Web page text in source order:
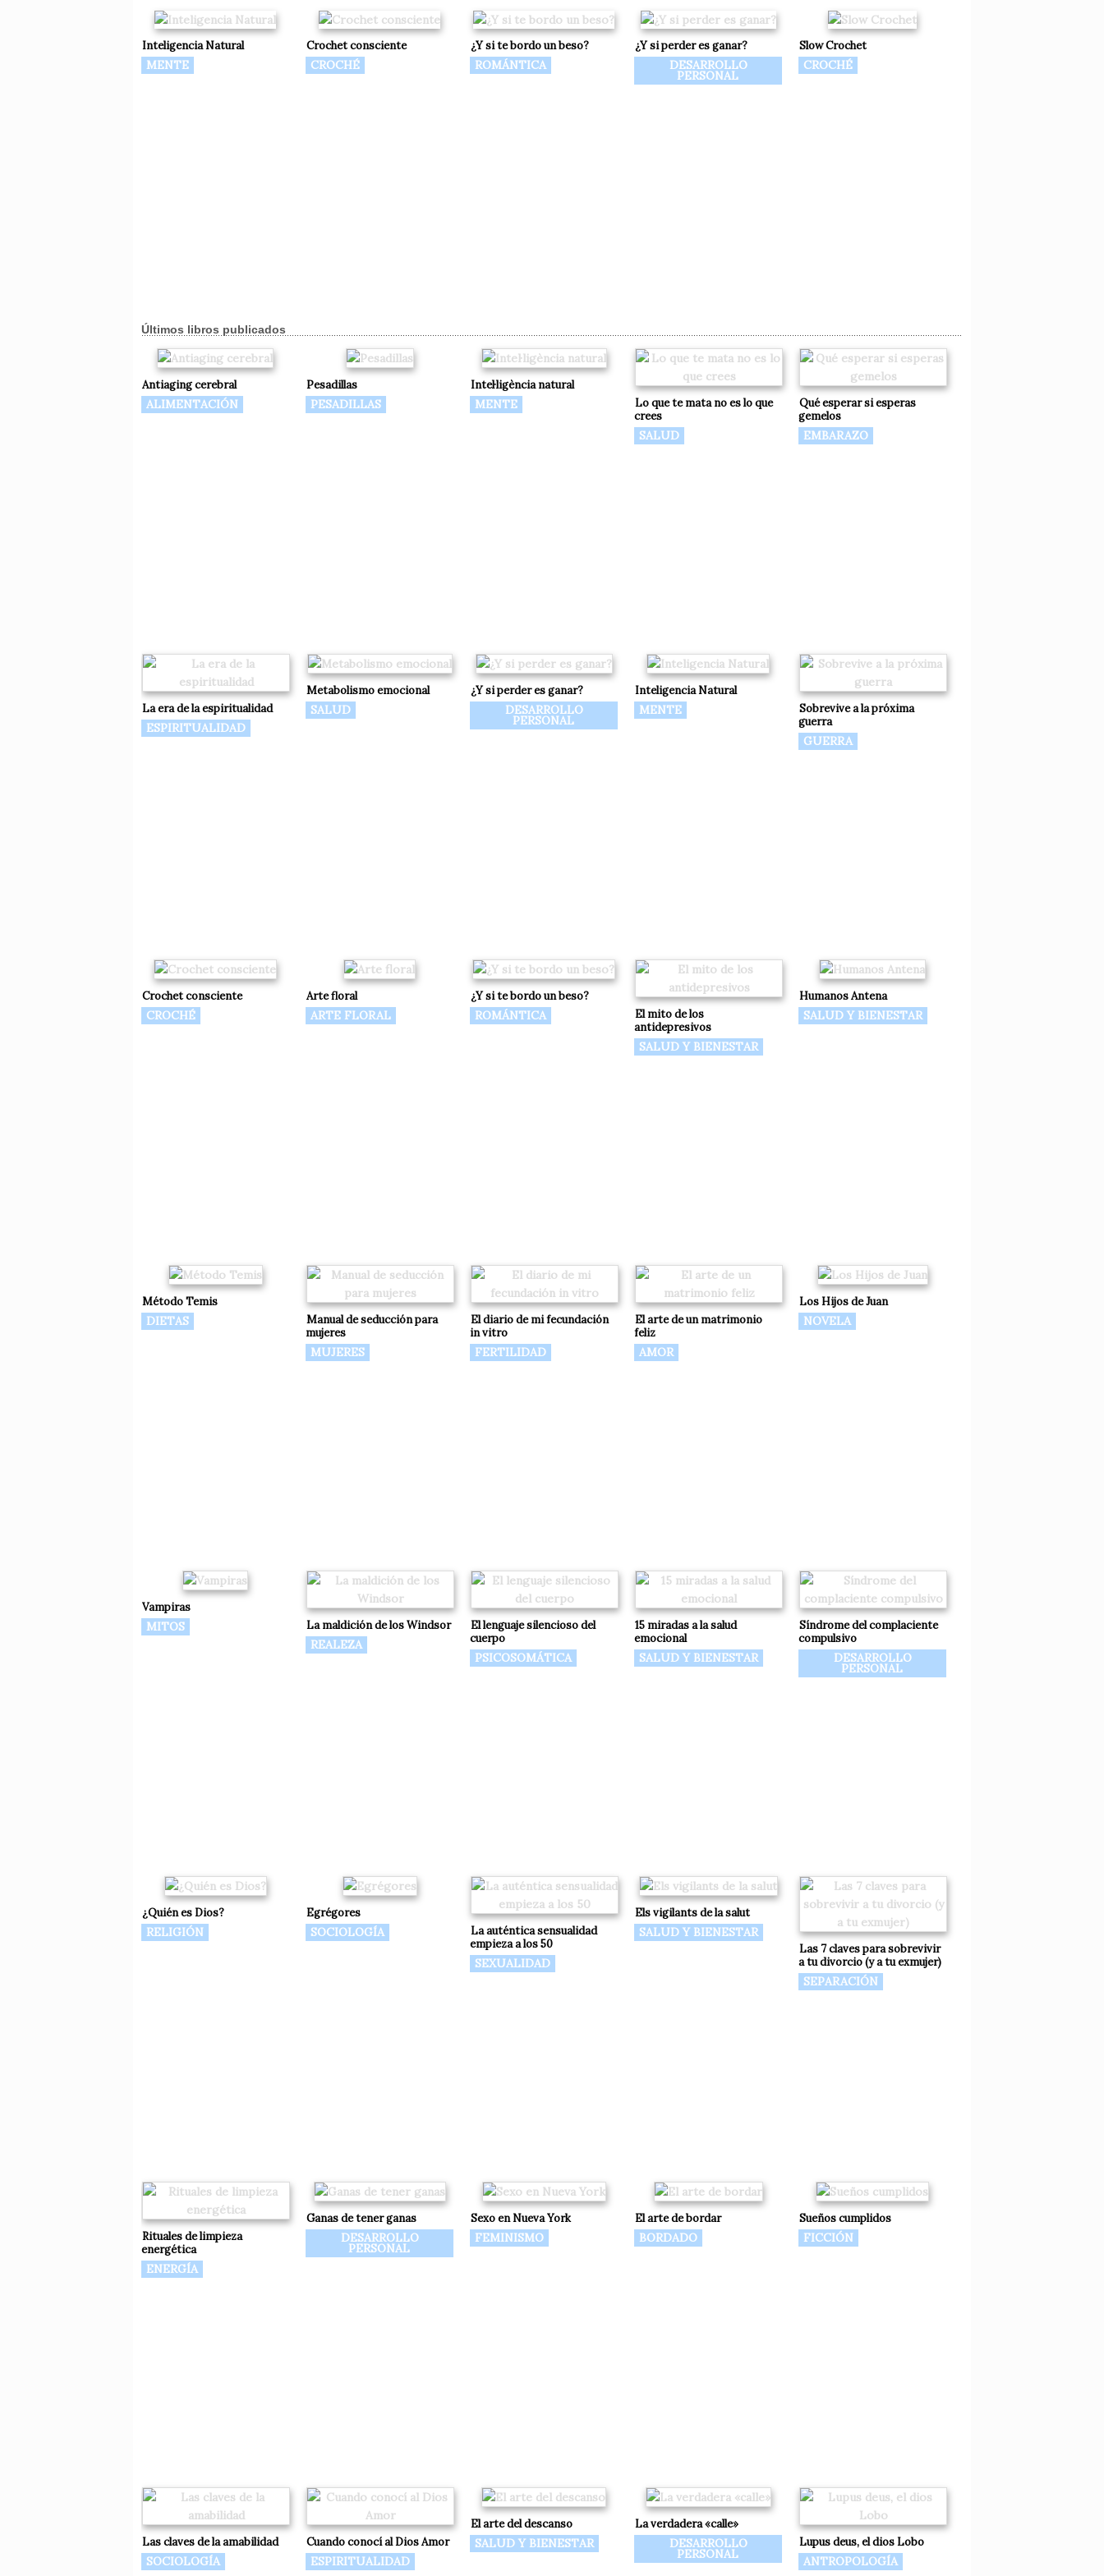
Inteligencia Natural
MENTE
Crochet consciente
CROCHÉ
¿Y si te bordo un beso?
ROMÁNTICA
¿Y si perder es ganar?
DESARROLLO
PERSONAL
Slow Crochet
CROCHÉ
Últimos libros publicados
Antiaging cerebral
ALIMENTACIÓN
Pesadillas
PESADILLAS
Intel·ligència natural
MENTE
Lo que te mata no es lo que
crees
SALUD
Qué esperar si esperas
gemelos
EMBARAZO
La era de la espiritualidad
ESPIRITUALIDAD
Metabolismo emocional
SALUD
¿Y si perder es ganar?
DESARROLLO
PERSONAL
Inteligencia Natural
MENTE
Sobrevive a la próxima
guerra
GUERRA
Crochet consciente
CROCHÉ
Arte floral
ARTE FLORAL
¿Y si te bordo un beso?
ROMÁNTICA
El mito de los
antidepresivos
SALUD Y BIENESTAR
Humanos Antena
SALUD Y BIENESTAR
Método Temis
DIETAS
Manual de seducción para
mujeres
MUJERES
El diario de mi fecundación
in vitro
FERTILIDAD
El arte de un matrimonio
feliz
AMOR
Los Hijos de Juan
NOVELA
Vampiras
MITOS La maldición de los Windsor
REALEZA
El lenguaje silencioso del
cuerpo
PSICOSOMÁTICA
15 miradas a la salud
emocional
SALUD Y BIENESTAR
Síndrome del complaciente
compulsivo
DESARROLLO
PERSONAL
¿Quién es Dios?
RELIGIÓN
Egrégores
SOCIOLOGÍA
La auténtica sensualidad
empieza a los 50
SEXUALIDAD
Els vigilants de la salut
SALUD Y BIENESTAR
Las 7 claves para sobrevivir
a tu divorcio (y a tu exmujer)
SEPARACIÓN
Rituales de limpieza
energética
ENERGÍA
Ganas de tener ganas
DESARROLLO
PERSONAL
Sexo en Nueva York
FEMINISMO
El arte de bordar
BORDADO
Sueños cumplidos
FICCIÓN
Las claves de la amabilidad
SOCIOLOGÍA
Cuando conocí al Dios Amor
ESPIRITUALIDAD
El arte del descanso
SALUD Y BIENESTAR
La verdadera «calle»
DESARROLLO
PERSONAL
Lupus deus, el dios Lobo
ANTROPOLOGÍA